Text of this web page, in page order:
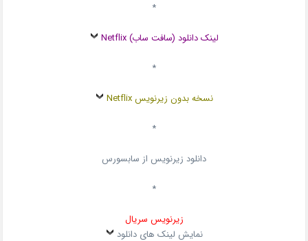
*
لینک دانلود (سافت ساب) Netflix
*
نسخه بدون زیرنویس Netflix
*
دانلود زیرنویس از سابسورس
*
زیرنویس سریال
نمایش لینک های دانلود